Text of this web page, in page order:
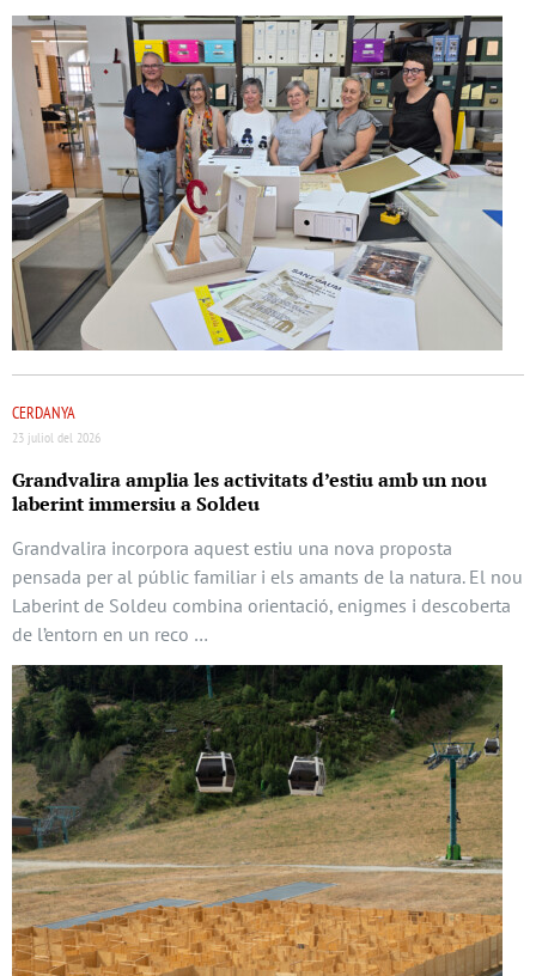
CERDANYA
23 juliol del 2026
Grandvalira amplia les activitats d’estiu amb un nou
laberint immersiu a Soldeu
Grandvalira incorpora aquest estiu una nova proposta
pensada per al públic familiar i els amants de la natura. El nou
Laberint de Soldeu combina orientació, enigmes i descoberta
de l’entorn en un reco …